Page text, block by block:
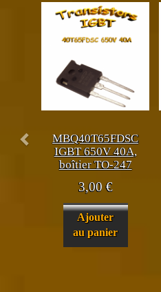
MBQ40T65FDSC
IGBT 650V 40A,
boîtier TO-247
3,00€
Ajouter
au panier